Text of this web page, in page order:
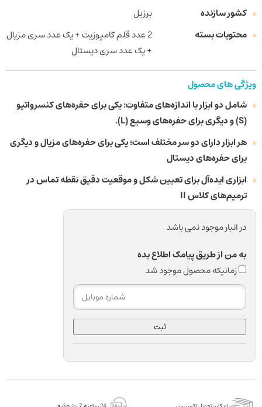
کشور سازنده
برزیل
محتویات بسته
2 عدد قلم کامپوزیت + یک عدد سری مزیال
+ یک عدد سری دیستال
ویژگی های محصول
شامل دو ابزار با اندازه‌های متفاوت: یکی برای حفره‌های کنسرواتیو
(S) و دیگری برای حفره‌های وسیع (L).
هر ابزار دارای دو سر مختلف است؛ یکی برای حفره‌های مزیال و دیگری
برای حفره‌های دیستال
ابزاری ایده‌آل برای تعیین شکل و موقعیت دقیق نقطه تماس در
ترمیم‌های کلاس II
در انبار موجود نمی باشد
به من از طریق پیامک اطلاع بده
زمانیکه محصول موجود شد
ثبت